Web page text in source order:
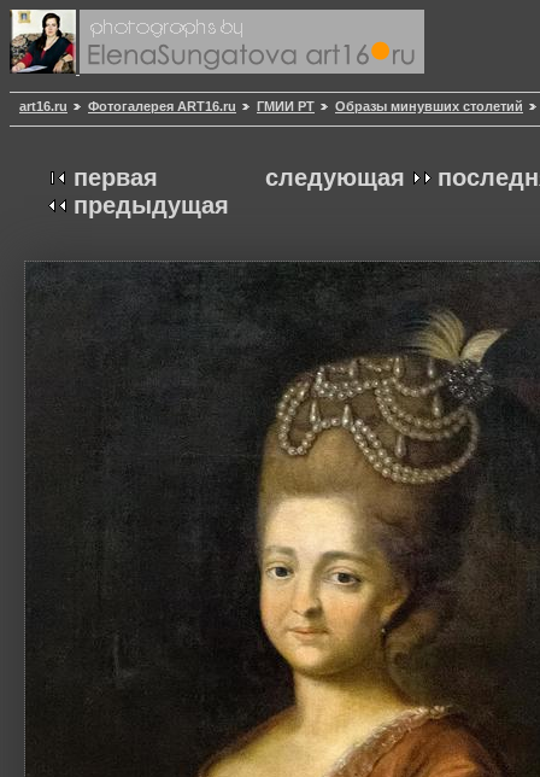
art16.ru Фотогалерея ART16.ru ГМИИ РТ Образы минувших столетий
следующая
первая
предыдущая